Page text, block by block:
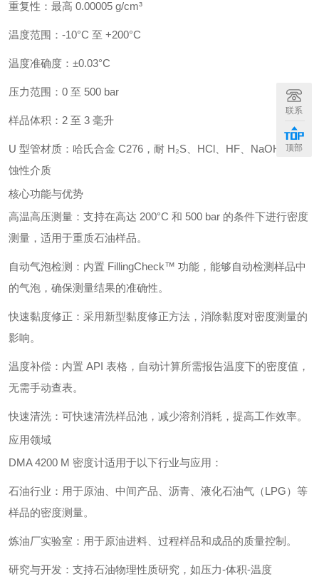
重复性：最高 0.00005 g/cm³
温度范围：-10°C 至 +200°C
温度准确度：±0.03°C
压力范围：0 至 500 bar
样品体积：2 至 3 毫升
U 型管材质：哈氏合金 C276，耐 H₂S、HCl、HF、NaOH 等腐
蚀性介质
核心功能与优势
高温高压测量：支持在高达 200°C 和 500 bar 的条件下进行密度
测量，适用于重质石油样品。
自动气泡检测：内置 FillingCheck™ 功能，能够自动检测样品中
的气泡，确保测量结果的准确性。
快速黏度修正：采用新型黏度修正方法，消除黏度对密度测量的
影响。
温度补偿：内置 API 表格，自动计算所需报告温度下的密度值，
无需手动查表。
快速清洗：可快速清洗样品池，减少溶剂消耗，提高工作效率。
应用领域
DMA 4200 M 密度计适用于以下行业与应用：
石油行业：用于原油、中间产品、沥青、液化石油气（LPG）等
样品的密度测量。
炼油厂实验室：用于原油进料、过程样品和成品的质量控制。
研究与开发：支持石油物理性质研究，如压力-体积-温度
联系
顶部